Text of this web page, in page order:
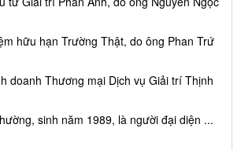
hữu hạn Trường Thật, do ông Phan Trứ
doanh Thương mại Dịch vụ Giải trí Thịnh
sinh năm 1989, là người đại diện ...